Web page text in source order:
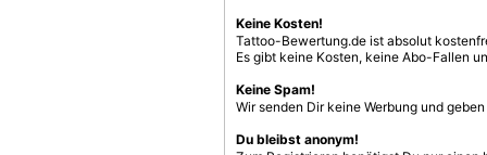
Keine Kosten!
Tattoo-Bewertung.de ist absolut
Es gibt keine Kosten, keine Abo-Fallen
Keine Spam!
Wir senden Dir keine Werbung und
Du bleibst anonym!